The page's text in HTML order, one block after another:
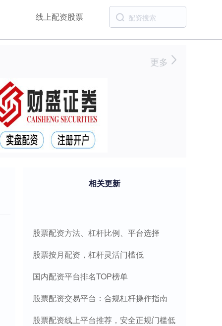
线上配资股票
更多
相关更新
股票配资方法、杠杆比例、平台选择
股票按月配资，杠杆灵活门槛低
国内配资平台排名TOP榜单
股票配资交易平台：合规杠杆操作指南
股票配资线上平台推荐，安全正规门槛低